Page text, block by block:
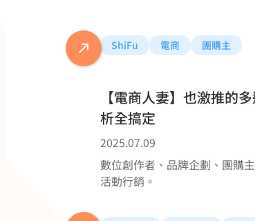
ShiFu 電商 團購主
【電商人妻】也激推的
析全搞定
2025.07.09
數位創作者、品牌企劃、團購
活動行銷。